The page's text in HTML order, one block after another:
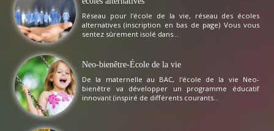
Réseau pour l'école de la vie, réseau des écoles
alternatives (inscription en bas de page) Vous vous
sentez sûrement isolé dans...
Neo-bienêtre-École de la vie
De la maternelle au BAC, l'école de la vie Neo-
bienêtre va développer un programme éducatif
innovant (inspiré de différents courants...